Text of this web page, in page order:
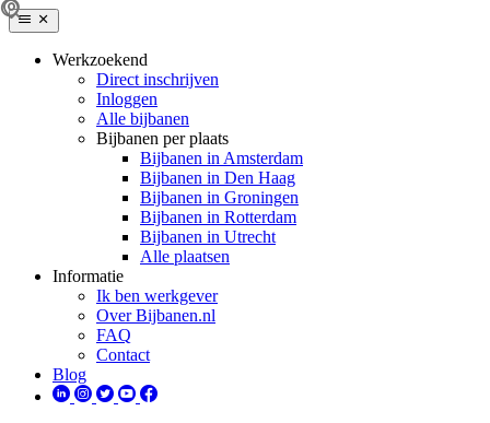
Werkzoekend
Direct inschrijven
Inloggen
Alle bijbanen
Bijbanen per plaats
Bijbanen in Amsterdam
Bijbanen in Den Haag
Bijbanen in Groningen
Bijbanen in Rotterdam
Bijbanen in Utrecht
Alle plaatsen
Informatie
Ik ben werkgever
Over Bijbanen.nl
FAQ
Contact
Blog